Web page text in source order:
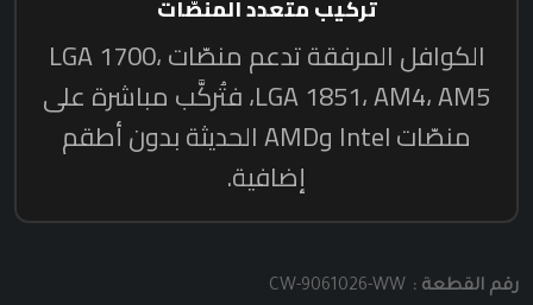
رقم القطعة : CW-9061026-WW